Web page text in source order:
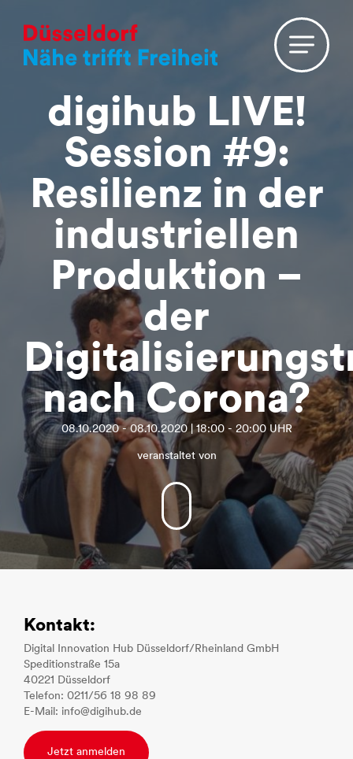
digihub LIVE!
Session #9:
Resilienz in der
industriellen
Produktion –
der
nach Corona?
08.10.2020 - 08.10.2020 | 18:00 - 20:00 UHR
veranstaltet von
Kontakt:
Digital Innovation Hub Düsseldorf/Rheinland GmbH
Speditionstraße 15a
40221 Düsseldorf
Telefon: 0211/56 18 98 89
E-Mail: info@digihub.de
Jetzt anmelden